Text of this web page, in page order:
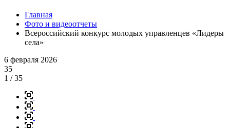
Главная
Фото и видеоотчеты
Всероссийский конкурс молодых управленцев «Лидеры
села»
6 февраля 2026
35
1 / 35